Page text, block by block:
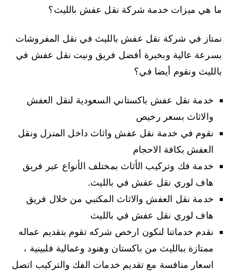
ما هي ميزات خدمة شركة نقل عفش بالليث؟
نمتاز في شركة نقل عفش بالليث في نقل المفروشات
بسرعة عالية وبخبرة أفضل فريق ونيت نقل عفش في
بالليث ونقوم أيضا في؟
خدمة نقل عفش باكستاني السعودية لنقل العفش
والاثاث بسعر رخيص
نقوم في خدمة نقل عفش واثاث داخل المنزل ونقل
العفش بكافة الاحجام
خدمة فك وتركيب الأثاث بمختلف الأنواع عبر فريق
هاف لوري نقل عفش في بالليث.
خدمة نقل العفش والاثاث المكتبي من خلال فريق
هاف لوري نقل عفش في بالليث
نقدم خدماتنا لنكون ارخص شركه تقوم بتقديم عماله
ممتازة ببالليث من باكستان وهنود وعمالية فلبينية ،
اسعار منافسة مع تقديم خدمات الفك والتركيب اتصل